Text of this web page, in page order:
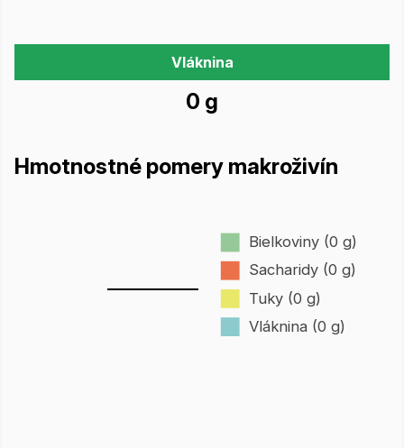
Vláknina
0 g
Hmotnostné pomery makroživín
Bielkoviny (0 g)
Sacharidy (0 g)
Tuky (0 g)
Vláknina (0 g)